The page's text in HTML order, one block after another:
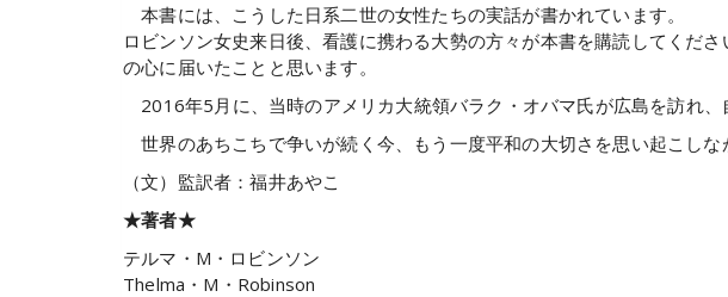
本書には、こうした日系二世の女性たちの実話が書かれています。
ロビンソン女史来日後、看護に携わる大勢の方々が本書を購読してくだ
の心に届いたことと思います。
2016年5月に、当時のアメリカ大統領バラク・オバマ氏が広島を訪れ、
世界のあちこちで争いが続く今、もう一度平和の大切さを思い起こし
（文）監訳者：福井あやこ
★著者★
テルマ・M・ロビンソン
Thelma・M・Robinson